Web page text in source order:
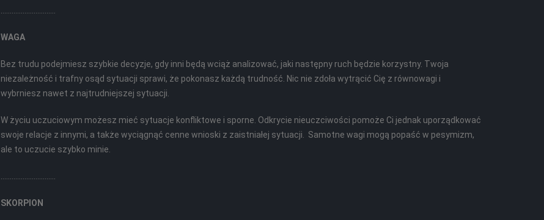
..............................
WAGA
Bez trudu podejmiesz szybkie decyzje, gdy inni będą wciąż analizować, jaki następny ruch będzie korzystny. Twoja
niezależność i trafny osąd sytuacji sprawi, że pokonasz każdą trudność. Nic nie zdoła wytrącić Cię z równowagi i
wybrniesz nawet z najtrudniejszej sytuacji.
W życiu uczuciowym możesz mieć sytuacje konfliktowe i sporne. Odkrycie nieuczciwości pomoże Ci jednak uporządkować
swoje relacje z innymi, a także wyciągnąć cenne wnioski z zaistniałej sytuacji. Samotne wagi mogą popaść w pesymizm,
ale to uczucie szybko minie.
..............................
SKORPION